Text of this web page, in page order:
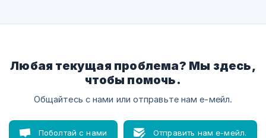
Любая текущая проблема? Мы здесь,
чтобы помочь.
Общайтесь с нами или отправьте нам е-мейл.
Поболтай с нами Отправить нам е-мейл.